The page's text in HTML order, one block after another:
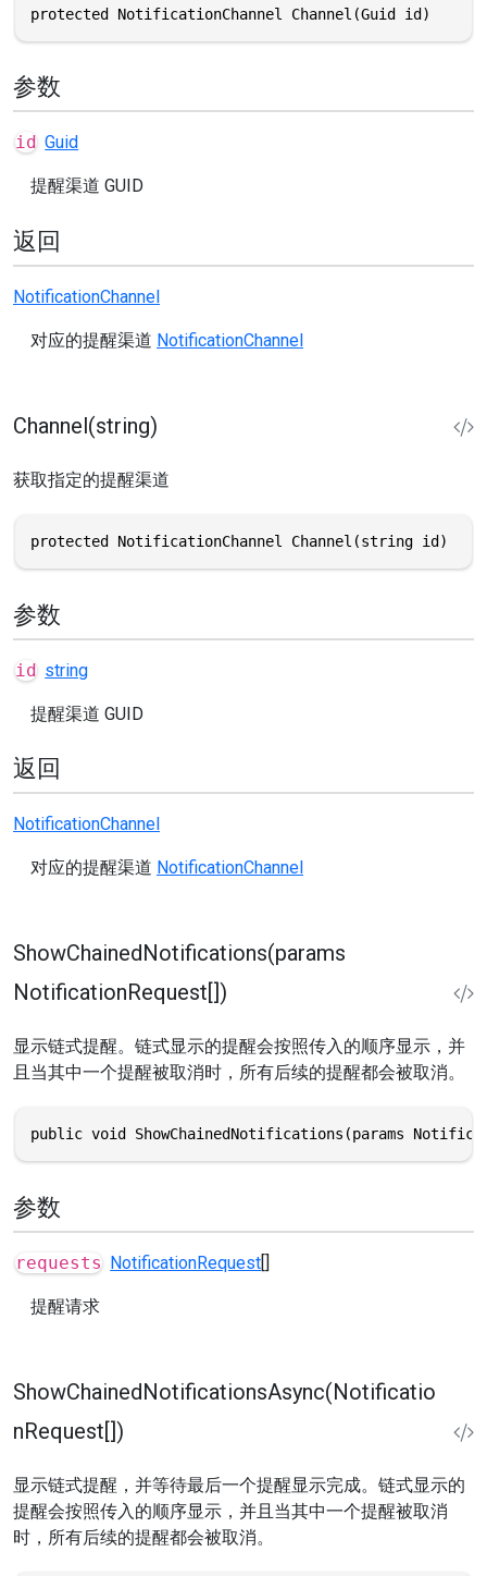
protected NotificationChannel Channel(Guid id)
参数
id Guid
提醒渠道 GUID
返回
NotificationChannel
对应的提醒渠道 NotificationChannel
Channel(string)
获取指定的提醒渠道
protected NotificationChannel Channel(string id)
参数
id string
提醒渠道 GUID
返回
NotificationChannel
对应的提醒渠道 NotificationChannel
ShowChainedNotifications(params
NotificationRequest[])
显示链式提醒。链式显示的提醒会按照传入的顺序显示，并
且当其中一个提醒被取消时，所有后续的提醒都会被取消。
public void ShowChainedNotifications(params
参数
requests NotificationRequest[]
提醒请求
ShowChainedNotificationsAsync(Notificatio
nRequest[])
显示链式提醒，并等待最后一个提醒显示完成。链式显示的
提醒会按照传入的顺序显示，并且当其中一个提醒被取消
时，所有后续的提醒都会被取消。